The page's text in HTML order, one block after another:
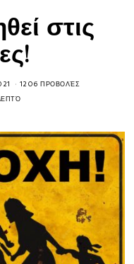
στις
1206 ΠΡΟΒΟΛΈΣ